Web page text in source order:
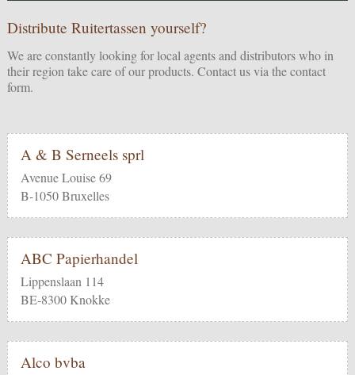
Distribute Ruitertassen yourself?
We are constantly looking for local agents and distributors who in
their region take care of our products. Contact us via thecontact
form.
A & B Serneels sprl
Avenue Louise 69
B-1050 Bruxelles
ABC Papierhandel
Lippenslaan 114
BE-8300 Knokke
Alco bvba